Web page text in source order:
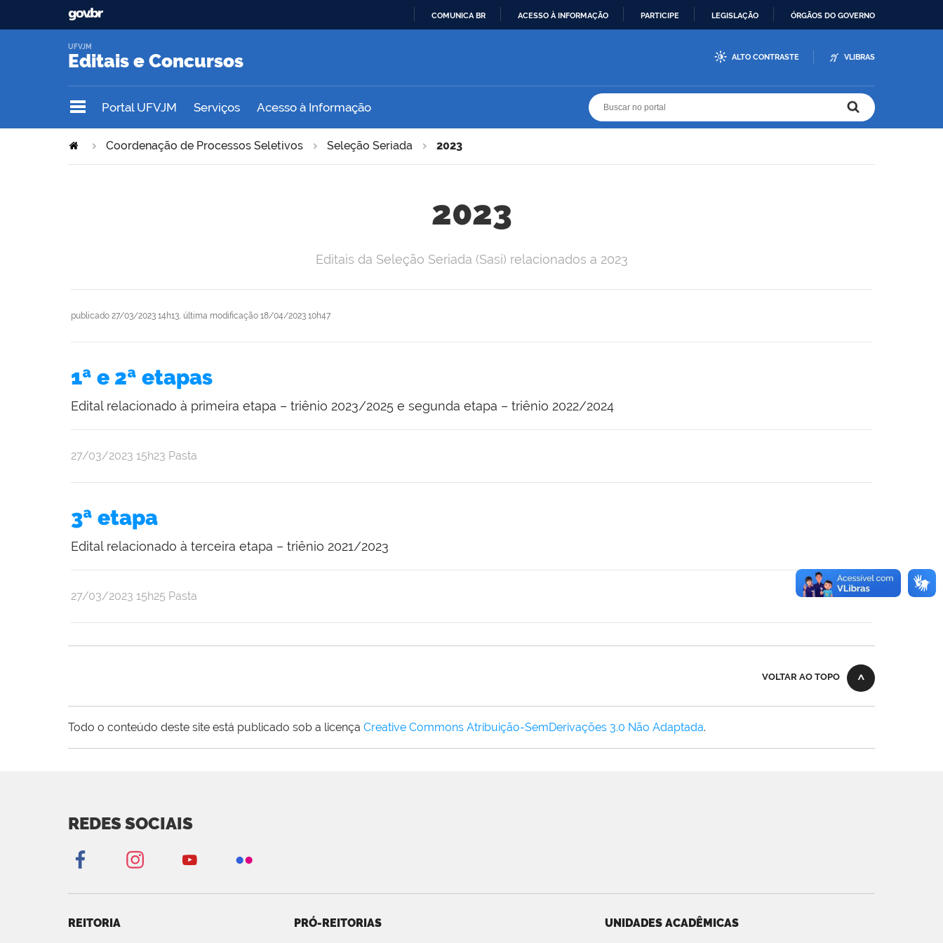
COMUNICA BR ACESSO À INFORMAÇÃO PARTICIPE LEGISLAÇÃO ÓRGÃOS DO GOVERNO
Editais e Concursos
UFVJM
ALTO CONTRASTE VLIBRAS
Portal UFVJM Serviços Acesso à Informação
Coordenação de Processos Seletivos Seleção Seriada 2023
2023
publicado 27/03/2023 14h13, última modificação 18/04/2023 10h47
Editais da Seleção Seriada (Sasi) relacionados a 2023
1ª e 2ª etapas
Edital relacionado à primeira etapa – triênio 2023/2025 e segunda etapa – triênio 2022/2024
publicado
27/03/2023 15h23 Pasta
3ª etapa
Edital relacionado à terceira etapa – triênio 2021/2023
publicado
27/03/2023 15h25 Pasta
VOLTAR AO TOPO
Todo o conteúdo deste site está publicado sob a licença Creative Commons Atribuição-SemDerivações 3.0 Não Adaptada.
REDES SOCIAIS
REITORIA PRÓ-REITORIAS UNIDADES ACADÊMICAS